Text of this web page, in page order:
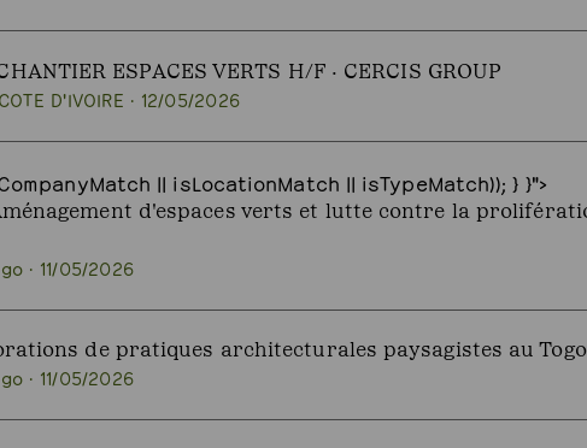
ESPACES VERTS H/F · CERCIS GROUP
D'IVOIRE · 12/05/2026
|| isLocationMatch || isTypeMatch)); } }">
d'espaces verts et lutte contre la
· 11/05/2026
de pratiques architecturales paysagistes au Togo
· 11/05/2026